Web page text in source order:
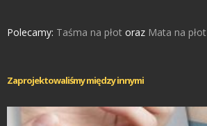
Polecamy: Taśma na płot oraz Mata na płot
Zaprojektowaliśmy między innymi